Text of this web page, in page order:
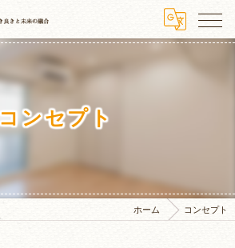
コンセプト
ホーム コンセプト